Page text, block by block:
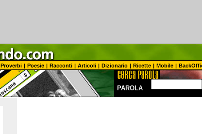
Proverbi | Poesie | Racconti | Articoli | Dizionario | Ricette | Mobile |
PAROLA